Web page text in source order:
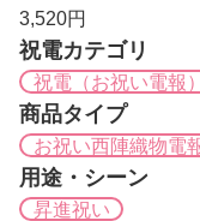
3,520円
祝電カテゴリ
祝電（お祝い電報）
商品タイプ
お祝い西陣織物電
用途・シーン
昇進祝い